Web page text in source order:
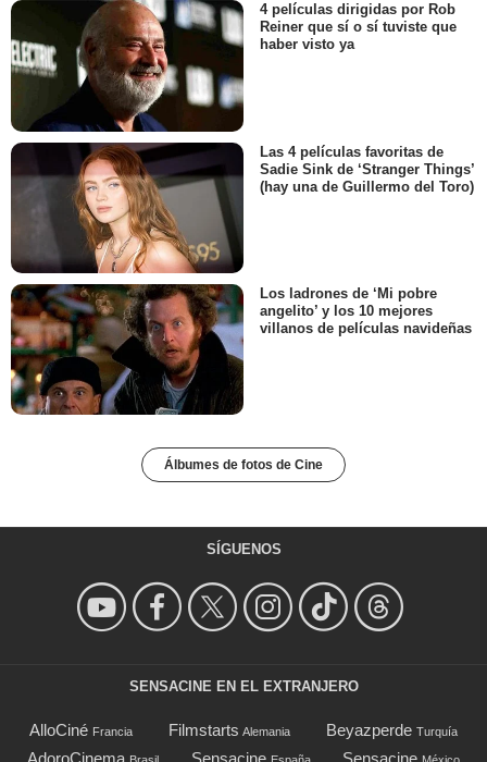
4 películas dirigidas por Rob
Reiner que sí o sí tuviste que
haber visto ya
Las 4 películas favoritas de
Sadie Sink de ‘Stranger Things’
(hay una de Guillermo del Toro)
Los ladrones de ‘Mi pobre
angelito’ y los 10 mejores
villanos de películas navideñas
Álbumes de fotos de Cine
SÍGUENOS
SENSACINE EN EL EXTRANJERO
AlloCiné Francia Filmstarts Alemania Beyazperde Turquía